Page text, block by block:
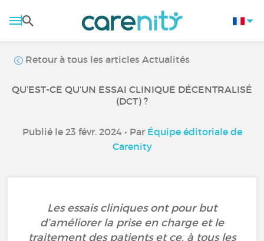
Retour à tous les articles Actualités
QU’EST-CE QU’UN ESSAI CLINIQUE DÉCENTRALISÉ
(DCT) ?
Publié le 23 févr. 2024 • Par Équipe éditoriale de
Carenity
Les essais cliniques ont pour but
d’améliorer la prise en charge et le
traitement des patients et ce, à tous les